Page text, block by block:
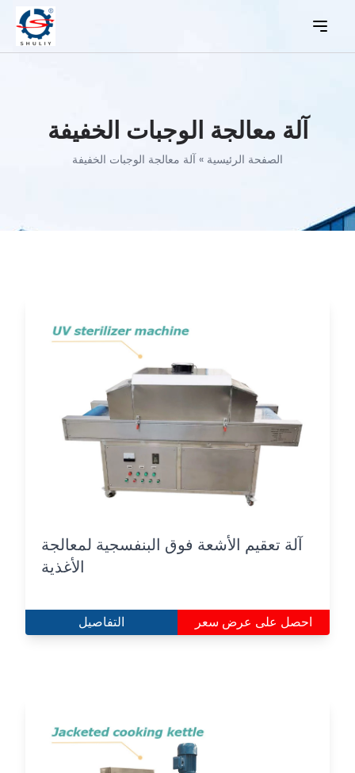
آلة معالجة الوجبات الخفيفة
الصفحة الرئيسية » آلة معالجة الوجبات الخفيفة
آلة تعقيم الأشعة فوق البنفسجية لمعالجة
الأغذية
التفاصيل احصل على عرض سعر